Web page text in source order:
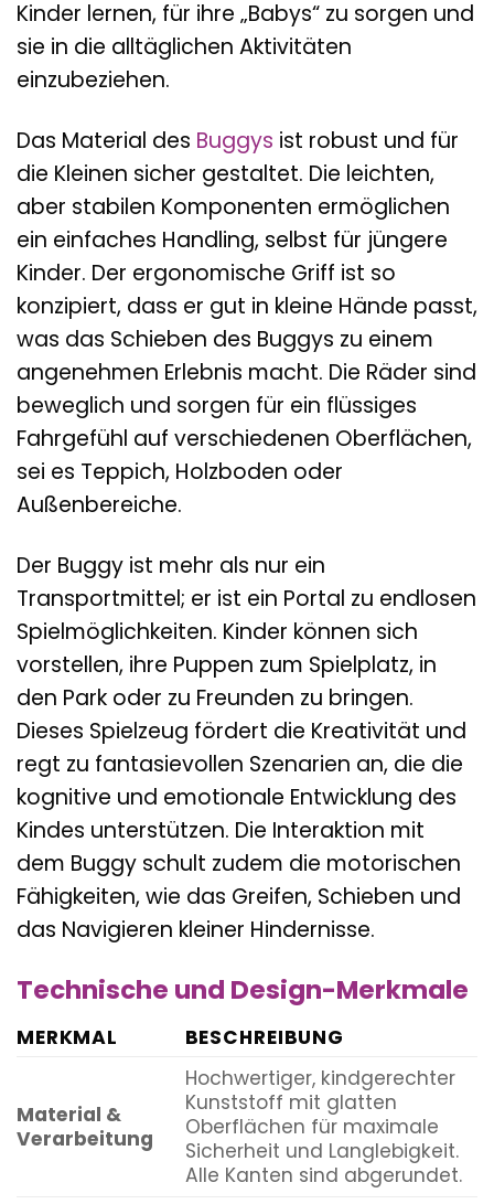
Kinder lernen, für ihre „Babys“ zu sorgen und
sie in die alltäglichen Aktivitäten
einzubeziehen.
Das Material des Buggys ist robust und für
die Kleinen sicher gestaltet. Die leichten,
aber stabilen Komponenten ermöglichen
ein einfaches Handling, selbst für jüngere
Kinder. Der ergonomische Griff ist so
konzipiert, dass er gut in kleine Hände passt,
was das Schieben des Buggys zu einem
angenehmen Erlebnis macht. Die Räder sind
beweglich und sorgen für ein flüssiges
Fahrgefühl auf verschiedenen Oberflächen,
sei es Teppich, Holzboden oder
Außenbereiche.
Der Buggy ist mehr als nur ein
Transportmittel; er ist ein Portal zu endlosen
Spielmöglichkeiten. Kinder können sich
vorstellen, ihre Puppen zum Spielplatz, in
den Park oder zu Freunden zu bringen.
Dieses Spielzeug fördert die Kreativität und
regt zu fantasievollen Szenarien an, die die
kognitive und emotionale Entwicklung des
Kindes unterstützen. Die Interaktion mit
dem Buggy schult zudem die motorischen
Fähigkeiten, wie das Greifen, Schieben und
das Navigieren kleiner Hindernisse.
Technische und Design-Merkmale
MERKMAL BESCHREIBUNG
Material &
Verarbeitung
Hochwertiger, kindgerechter
Kunststoff mit glatten
Oberflächen für maximale
Sicherheit und Langlebigkeit.
Alle Kanten sind abgerundet.